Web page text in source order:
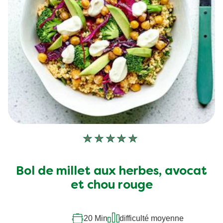
Aucune
soumise
pour
Bol de millet aux herbes, avocat
et chou rouge
20 Min
difficulté moyenne